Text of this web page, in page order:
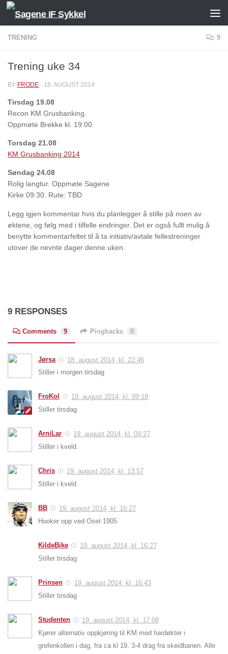
Skip to content
TRENING 9
Trening uke 34
BY FRODE · 18. AUGUST 2014
Tirsdag 19.08
Recon KM Grusbanking.
Oppmøte Brekke kl. 19:00
Torsdag 21.08
KM Grusbanking 2014
Søndag 24.08
Rolig langtur. Oppmøte Sagene
Kirke 09:30. Rute: TBD
Legg igjen kommentar hvis du planlegger å stille på noen av
øktene, og følg med i tilfelle endringer. Det er også fullt mulig å
benytte kommentarfeltet til å ta initiativ/avtale fellestreninger
utover de nevnte dager denne uken.
9 RESPONSES
Comments 9 Pingbacks 0
Jørsa
18. august 2014, kl. 22:46
Stiller i morgen tirsdag
FroKol
19. august 2014, kl. 09:18
Stiller tirsdag
ArniLar
19. august 2014, kl. 09:27
Stiller i kveld.
Chris
19. august 2014, kl. 13:57
Stiller i kveld
BB
19. august 2014, kl. 16:27
Hooker opp ved Oset 1905
KildeBike
19. august 2014, kl. 16:27
Stiller tirsdag
Prinsen
19. august 2014, kl. 16:43
Stiller tirsdag
Studenten
19. august 2014, kl. 17:08
Kjører alternativ oppkjøring til KM med hardøkter i
grefenkollen i dag, fra ca kl 19. 3-4 drag fra skeidbanen. Alle